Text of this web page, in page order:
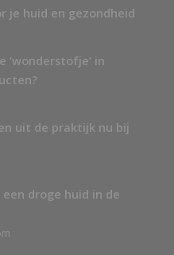
je huid en gezondheid
‘wonderstofje’ in
uit de praktijk nu bij
droge huid in de